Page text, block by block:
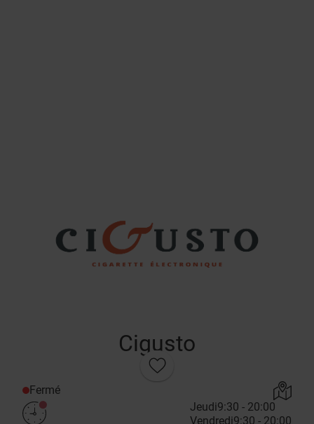
Cigusto
Fermé
Jeudi9:30 - 20:00
Vendredi9:30 - 20:00